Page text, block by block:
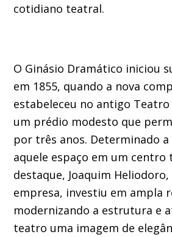
cotidiano teatral.
O Ginásio Dramático iniciou
em 1855, quando a nova
estabeleceu no antigo Teatro
um prédio modesto que
por três anos. Determinado
aquele espaço em um centro
destaque, Joaquim
empresa, investiu em ampla
modernizando a estrutura e
teatro uma imagem de